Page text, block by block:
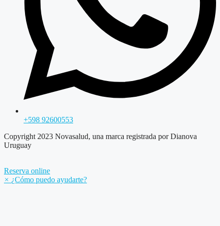
+598 92600553
Copyright 2023 Novasalud, una marca registrada por Dianova
Uruguay
Reserva online
× ¿Cómo puedo ayudarte?